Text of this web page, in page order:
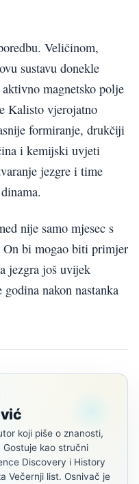
Veličinom,
sustavu donekle
magnetsko polje
Kalisto vjerojatno
formiranje, drukčiji
i kemijski uvjeti
jezgre i time
nije samo mjesec s
bi mogao biti primjer
jezgra još uvijek
nakon nastanka
koji piše o znanosti,
kao stručni
Discovery i History
Večernji list. Osnivač je